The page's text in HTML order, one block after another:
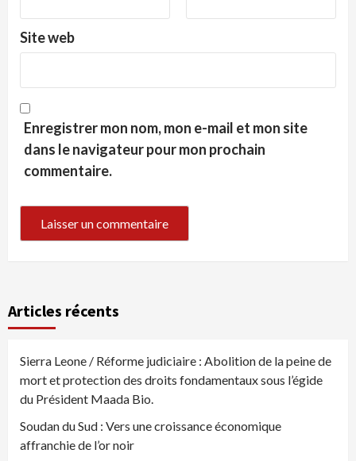
Site web
Enregistrer mon nom, mon e-mail et mon site
dans le navigateur pour mon prochain
commentaire.
Articles récents
Sierra Leone / Réforme judiciaire : Abolition de la peine de
mort et protection des droits fondamentaux sous l’égide
du Président Maada Bio.
Soudan du Sud : Vers une croissance économique
affranchie de l’or noir